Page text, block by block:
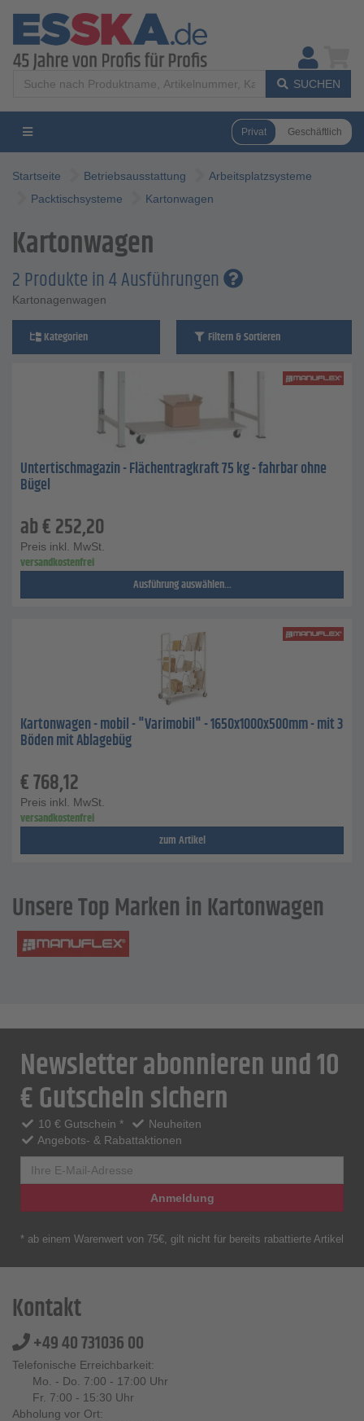
SUCHEN
Privat Geschäftlich
Startseite Betriebsausstattung
Arbeitsplatzsysteme
Packtischsysteme
Kartonwagen
Kartonwagen
2 Produkte in 4 Ausführungen
Kartonagenwagen
Kategorien Filtern & Sortieren
Untertischmagazin - Flächentragkraft 75 kg - fahrbar ohne
Bügel
ab€252,20
Preis inkl. MwSt.
versandkostenfrei
Ausführung auswählen...
Kartonwagen - mobil - "Varimobil" - 1650x1000x500mm - mit 3
Böden mit Ablagebüg
€768,12
Preis inkl. MwSt.
versandkostenfrei
zum Artikel
Unsere Top Marken in Kartonwagen
Newsletter abonnieren und 10
€ Gutschein sichern
10 € Gutschein *
Neuheiten
Angebots- & Rabattaktionen
Anmeldung
* ab einem Warenwert von 75€, gilt nicht für bereits rabattierte Artikel
Kontakt
+49 40 731036 00
Telefonische Erreichbarkeit:
Mo. - Do. 7:00 - 17:00 Uhr
Fr. 7:00 - 15:30 Uhr
Abholung vor Ort: